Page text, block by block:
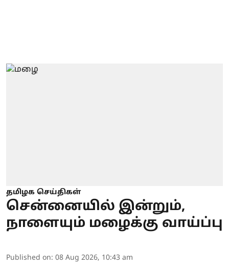
தமிழக செய்திகள்
சென்னையில் இன்றும்,
நாளையும் மழைக்கு வாய்ப்பு
Published on: 08 Aug 2026, 10:43 am